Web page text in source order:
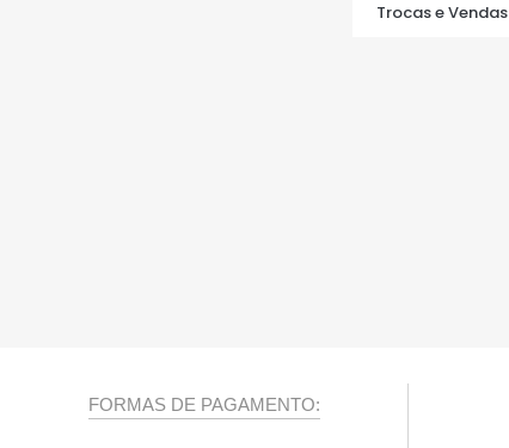
Trocas e Vendas
FORMAS DE PAGAMENTO: